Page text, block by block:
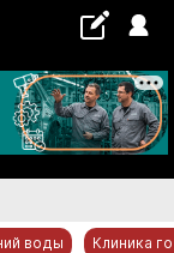
воды Клиника